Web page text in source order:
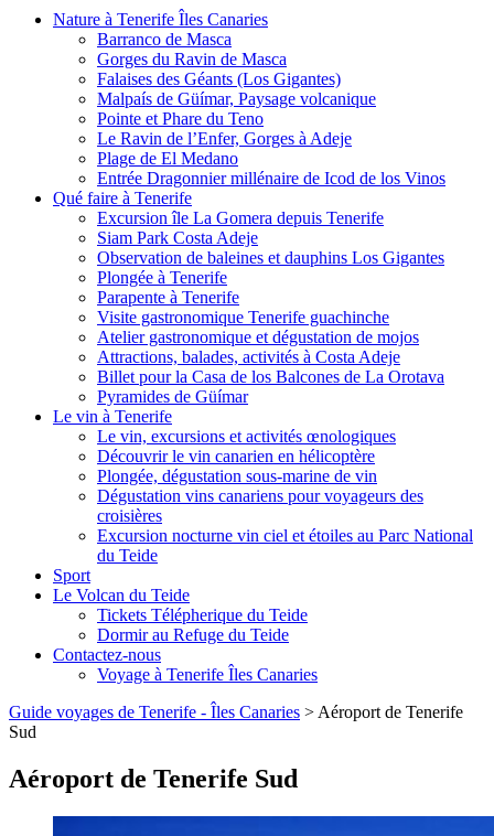
Nature à Tenerife Îles Canaries
Barranco de Masca
Gorges du Ravin de Masca
Falaises des Géants (Los Gigantes)
Malpaís de Güímar, Paysage volcanique
Pointe et Phare du Teno
Le Ravin de l’Enfer, Gorges à Adeje
Plage de El Medano
Entrée Dragonnier millénaire de Icod de los Vinos
Qué faire à Tenerife
Excursion île La Gomera depuis Tenerife
Siam Park Costa Adeje
Observation de baleines et dauphins Los Gigantes
Plongée à Tenerife
Parapente à Tenerife
Visite gastronomique Tenerife guachinche
Atelier gastronomique et dégustation de mojos
Attractions, balades, activités à Costa Adeje
Billet pour la Casa de los Balcones de La Orotava
Pyramides de Güímar
Le vin à Tenerife
Le vin, excursions et activités œnologiques
Découvrir le vin canarien en hélicoptère
Plongée, dégustation sous-marine de vin
Dégustation vins canariens pour voyageurs des
croisières
Excursion nocturne vin ciel et étoiles au Parc National
du Teide
Sport
Le Volcan du Teide
Tickets Télépherique du Teide
Dormir au Refuge du Teide
Contactez-nous
Voyage à Tenerife Îles Canaries
Guide voyages de Tenerife - Îles Canaries > Aéroport de Tenerife
Sud
Aéroport de Tenerife Sud